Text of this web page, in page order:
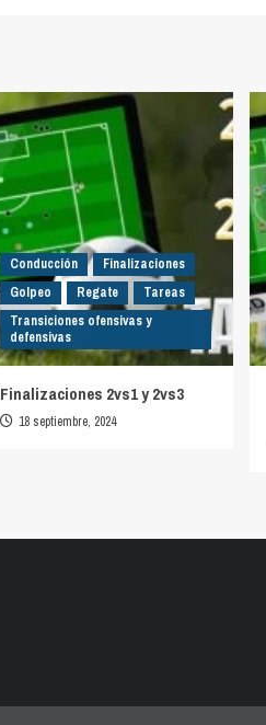
Conducción
Finalizaciones
Golpeo
Regate
Tareas
Transiciones ofensivas y
defensivas
Finalizaciones 2vs1 y 2vs3
18 septiembre, 2024